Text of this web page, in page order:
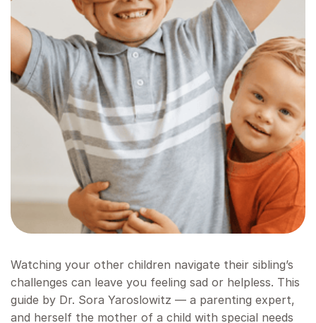
Watching your other children navigate their sibling’s
challenges can leave you feeling sad or helpless. This
guide by Dr. Sora Yaroslowitz — a parenting expert,
and herself the mother of a child with special needs